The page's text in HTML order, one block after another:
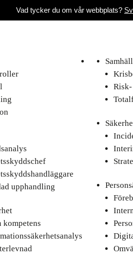
Vad tycker du om vår webbplats?
upphandling
Risk-